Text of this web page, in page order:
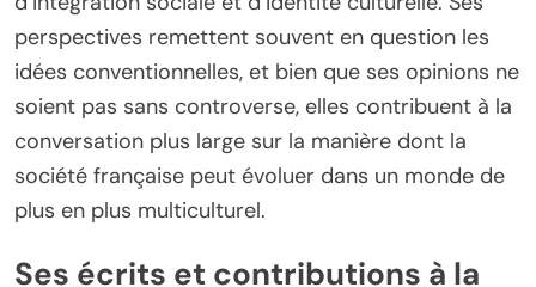
perspectives remettent souvent en question les
idées conventionnelles, et bien que ses opinions ne
soient pas sans controverse, elles contribuent à la
conversation plus large sur la manière dont la
société française peut évoluer dans un monde de
plus en plus multiculturel.
Ses écrits et contributions à la